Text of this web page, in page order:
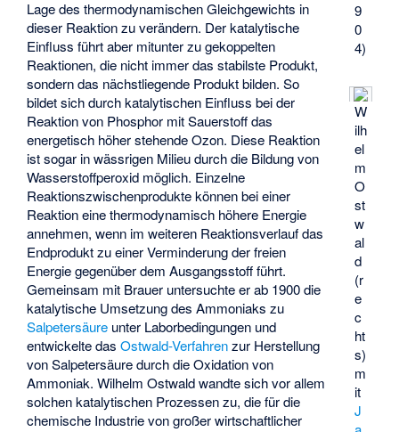
9
0
4)
W
ilh
el
m
O
st
w
al
d
(r
e
c
ht
s)
m
it
J
Lage des thermodynamischen Gleichgewichts in
dieser Reaktion zu verändern. Der katalytische
Einfluss führt aber mitunter zu gekoppelten
Reaktionen, die nicht immer das stabilste Produkt,
sondern das nächstliegende Produkt bilden. So
bildet sich durch katalytischen Einfluss bei der
Reaktion von Phosphor mit Sauerstoff das
energetisch höher stehende Ozon. Diese Reaktion
ist sogar in wässrigen Milieu durch die Bildung von
Wasserstoffperoxid möglich. Einzelne
Reaktionszwischenprodukte können bei einer
Reaktion eine thermodynamisch höhere Energie
annehmen, wenn im weiteren Reaktionsverlauf das
Endprodukt zu einer Verminderung der freien
Energie gegenüber dem Ausgangsstoff führt.
Gemeinsam mit Brauer untersuchte er ab 1900 die
katalytische Umsetzung des Ammoniaks zu
Salpetersäure unter Laborbedingungen und
entwickelte dasOstwald-Verfahrenzur Herstellung
von Salpetersäure durch die Oxidation von
Ammoniak. Wilhelm Ostwald wandte sich vor allem
solchen katalytischen Prozessen zu, die für die
chemische Industrie von großer wirtschaftlicher